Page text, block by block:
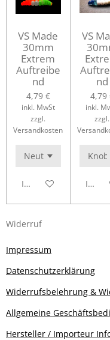
VS Made
30mm
Extrem
Auftreibe
nd
4,79 €
inkl. MwSt
zzgl.
Versandkosten
In den Warenkorb
VS
nd
4,79
inkl.
zzgl.
In
Widerruf
Impressum
Datenschutzerklärung
Widerrufsbelehrung &
Allgemeine
Hersteller / Importeur